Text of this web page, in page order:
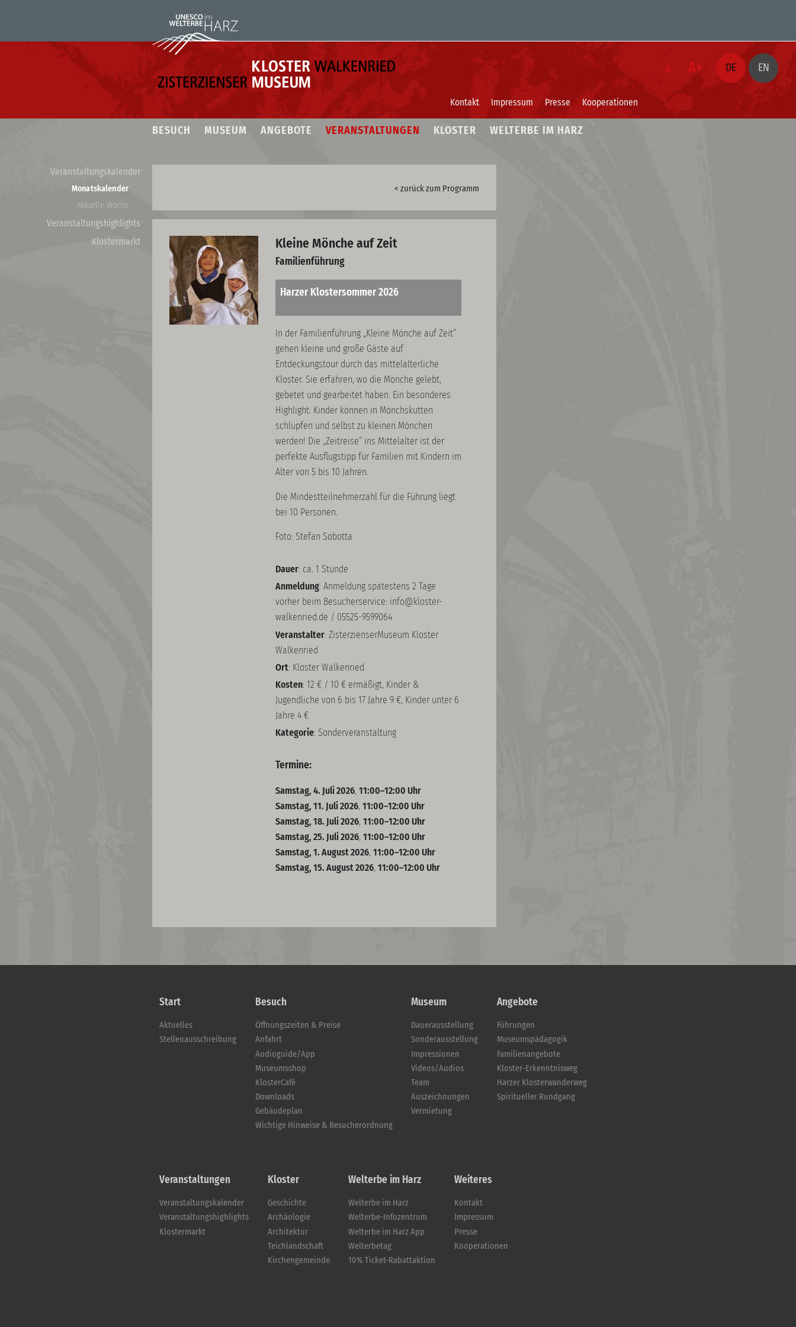
Kooperationen
Presse
Impressum
Kontakt
BESUCH MUSEUM ANGEBOTE VERANSTALTUNGEN KLOSTER WELTERBE IM HARZ
Veranstaltungskalender
Monatskalender
Aktuelle Woche
Veranstaltungshighlights
Klostermarkt
< zurück zum Programm
Kleine Mönche auf Zeit
Familienführung
Harzer Klostersommer 2026
In der Familienführung „Kleine Mönche auf Zeit“
gehen kleine und große Gäste auf
Entdeckungstour durch das mittelalterliche
Kloster. Sie erfahren, wo die Mönche gelebt,
gebetet und gearbeitet haben. Ein besonderes
Highlight: Kinder können in Mönchskutten
schlüpfen und selbst zu kleinen Mönchen
werden! Die „Zeitreise“ ins Mittelalter ist der
perfekte Ausflugstipp für Familien mit Kindern im
Alter von 5 bis 10 Jahren.
Die Mindestteilnehmerzahl für die Führung liegt
bei 10 Personen.
Foto: Stefan Sobotta
Dauer: ca. 1 Stunde
Anmeldung: Anmeldung spätestens 2 Tage
vorher beim Besucherservice: info@kloster-
walkenried.de / 05525-9599064
Veranstalter: ZisterzienserMuseum Kloster
Walkenried
Ort: Kloster Walkenried
Kosten: 12 € / 10 € ermäßigt, Kinder &
Jugendliche von 6 bis 17 Jahre 9 €, Kinder unter 6
Jahre 4 €
Kategorie: Sonderveranstaltung
Termine:
Samstag, 4. Juli 2026, 11:00–12:00 Uhr
Samstag, 11. Juli 2026, 11:00–12:00 Uhr
Samstag, 18. Juli 2026, 11:00–12:00 Uhr
Samstag, 25. Juli 2026, 11:00–12:00 Uhr
Samstag, 1. August 2026, 11:00–12:00 Uhr
Samstag, 15. August 2026, 11:00–12:00 Uhr
Start
Aktuelles
Stellenausschreibung
Besuch
Öffnungszeiten & Preise
Anfahrt
Audioguide/App
Museumsshop
KlosterCafé
Downloads
Gebäudeplan
Wichtige Hinweise & Besucherordnung
Museum
Dauerausstellung
Sonderausstellung
Impressionen
Videos/Audios
Team
Auszeichnungen
Vermietung
Angebote
Führungen
Museumspädagogik
Familienangebote
Kloster-Erkenntnisweg
Harzer Klosterwanderweg
Spiritueller Rundgang
Veranstaltungen
Veranstaltungskalender
Veranstaltungshighlights
Klostermarkt
Kloster
Geschichte
Archäologie
Architektur
Teichlandschaft
Kirchengemeinde
Welterbe im Harz
Welterbe im Harz
Welterbe-Infozentrum
Welterbe im Harz App
Welterbetag
10% Ticket-Rabattaktion
Weiteres
Kontakt
Impressum
Presse
Kooperationen
A- A+ DE EN